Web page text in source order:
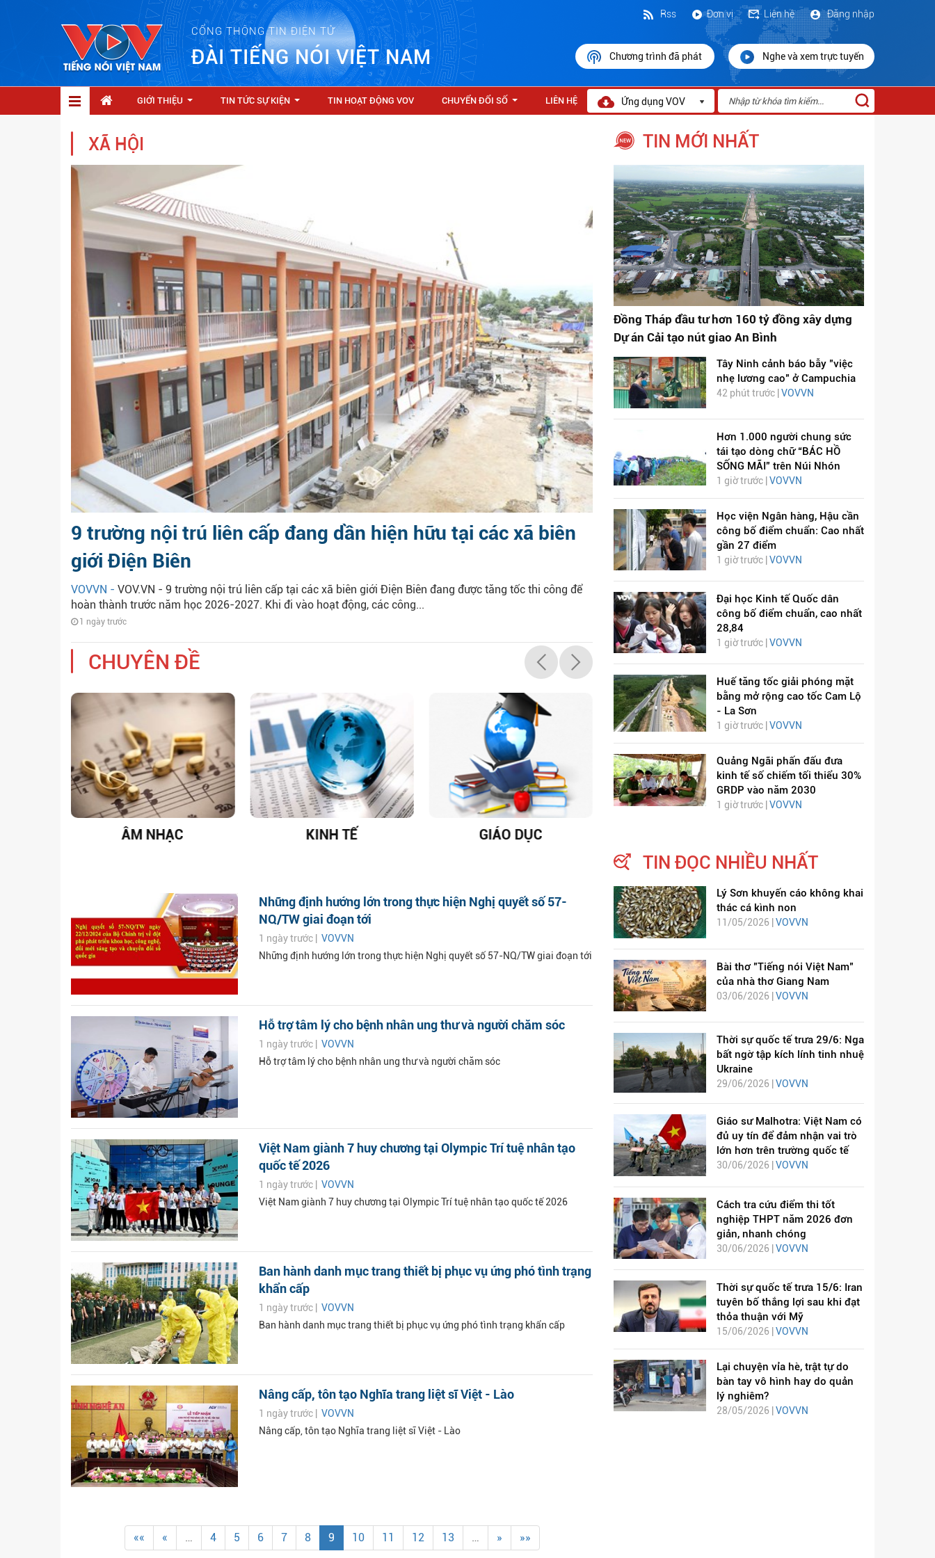
CỔNG THÔNG TIN ĐIỆN TỬ
ĐÀI TIẾNG NÓI VIỆT NAM
Đăng nhập
Liên hệ
Đơn vị
Rss
Chương trình đã phát Nghe và xem trực tuyến
GIỚI THIỆU TIN TỨC SỰ KIỆN TIN HOẠT ĐỘNG VOV CHUYỂN ĐỔI SỐ LIÊN HỆ Ứng dụng VOV
XÃ HỘI
9 trường nội trú liên cấp đang dần hiện hữu tại các xã biên
giới Điện Biên
VOVVN - VOV.VN - 9 trường nội trú liên cấp tại các xã biên giới Điện Biên đang được tăng tốc thi công để
hoàn thành trước năm học 2026-2027. Khi đi vào hoạt động, các công...
1 ngày trước
CHUYÊN ĐỀ
ÂM NHẠC KINH TẾ GIÁO DỤC
19
Những định hướng lớn trong thực hiện Nghị quyết số 57-
NQ/TW giai đoạn tới
1 ngày trước | VOVVN
Những định hướng lớn trong thực hiện Nghị quyết số 57-NQ/TW giai đoạn tới
Hỗ trợ tâm lý cho bệnh nhân ung thư và người chăm sóc
1 ngày trước | VOVVN
Hỗ trợ tâm lý cho bệnh nhân ung thư và người chăm sóc
Việt Nam giành 7 huy chương tại Olympic Trí tuệ nhân tạo
quốc tế 2026
1 ngày trước | VOVVN
Việt Nam giành 7 huy chương tại Olympic Trí tuệ nhân tạo quốc tế 2026
Ban hành danh mục trang thiết bị phục vụ ứng phó tình trạng
khẩn cấp
1 ngày trước | VOVVN
Ban hành danh mục trang thiết bị phục vụ ứng phó tình trạng khẩn cấp
Nâng cấp, tôn tạo Nghĩa trang liệt sĩ Việt - Lào
1 ngày trước | VOVVN
Nâng cấp, tôn tạo Nghĩa trang liệt sĩ Việt - Lào
«« « … 4 5 6 7 8 9 10 11 12 13 … » »»
TIN MỚI NHẤT
Đồng Tháp đầu tư hơn 160 tỷ đồng xây dựng
Dự án Cải tạo nút giao An Bình
Tây Ninh cảnh báo bẫy "việc
nhẹ lương cao" ở Campuchia
42 phút trước |VOVVN
Hơn 1.000 người chung sức
tái tạo dòng chữ “BÁC HỒ
SỐNG MÃI” trên Núi Nhón
1 giờ trước | VOVVN
Học viện Ngân hàng, Hậu cần
công bố điểm chuẩn: Cao nhất
gần 27 điểm
1 giờ trước | VOVVN
Đại học Kinh tế Quốc dân
công bố điểm chuẩn, cao nhất
28,84
1 giờ trước | VOVVN
Huế tăng tốc giải phóng mặt
bằng mở rộng cao tốc Cam Lộ
- La Sơn
1 giờ trước | VOVVN
Quảng Ngãi phấn đấu đưa
kinh tế số chiếm tối thiểu 30%
GRDP vào năm 2030
1 giờ trước | VOVVN
TIN ĐỌC NHIỀU NHẤT
Lý Sơn khuyến cáo không khai
thác cá kình non
11/05/2026 | VOVVN
Bài thơ "Tiếng nói Việt Nam"
của nhà thơ Giang Nam
03/06/2026 |VOVVN
Thời sự quốc tế trưa 29/6: Nga
bất ngờ tập kích lính tinh nhuệ
Ukraine
29/06/2026 | VOVVN
Giáo sư Malhotra: Việt Nam có
đủ uy tín để đảm nhận vai trò
lớn hơn trên trường quốc tế
30/06/2026 | VOVVN
Cách tra cứu điểm thi tốt
nghiệp THPT năm 2026 đơn
giản, nhanh chóng
30/06/2026 | VOVVN
Thời sự quốc tế trưa 15/6: Iran
tuyên bố thắng lợi sau khi đạt
thỏa thuận với Mỹ
15/06/2026 | VOVVN
Lại chuyện vỉa hè, trật tự do
bàn tay vô hình hay do quản
lý nghiêm?
28/05/2026 | VOVVN